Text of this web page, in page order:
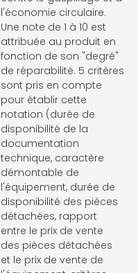
l'économie circulaire.
Une note de 1 à 10 est
attribuée au produit en
fonction de son "degré"
de réparabilité. 5 critères
sont pris en compte
pour établir cette
notation (durée de
disponibilité de la
documentation
technique, caractère
démontable de
l'équipement, durée de
disponibilité des pièces
détachées, rapport
entre le prix de vente
des pièces détachées
et le prix de vente de